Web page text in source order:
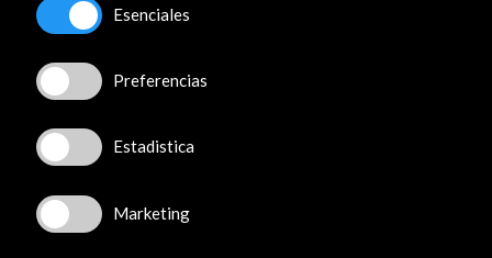
Conecta
X (Twitter)
Instagram
Facebook
Youtube
Spotify
Flickr
Esenciales
Preferencias
Estadistica
Marketing